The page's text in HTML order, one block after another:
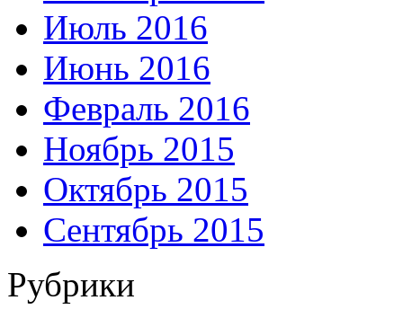
Июль 2016
Июнь 2016
Февраль 2016
Ноябрь 2015
Октябрь 2015
Сентябрь 2015
Рубрики